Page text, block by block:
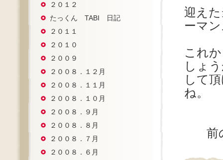
２０１２
たっくん TABI 日記
２０１１
２０１０
２００９
２００８．１２月
２００８．１１月
２００８．１０月
２００８．９月
２００８．８月
２００８．７月
２００８．６月
迎え
ーマ
これ
しょ
して
ね。
前